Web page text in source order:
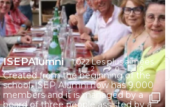
votre présence et à Alexandre
!
2 0 0
· Partager
ISEPAlumni 1,022 Les plus aimées
Created from the beginning of the
school, ISEP Alumni now has 9.000
members and it is managed by a
board of three people assisted by a